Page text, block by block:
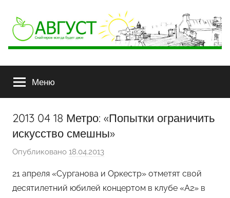
АВГУСТ
будет
двое
Меню
2013 04 18 Метро: «Попытки ограничить
искусство смешны»
Опубликовано 18.04.2013
т
о
21 апреля «Сурганова и Оркестр» отметят свой
десятилетний юбилей концертом в клубе «А2» в